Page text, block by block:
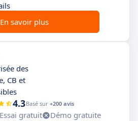
En savoir plus
des
CB et
4.3Basé sur +200 avis
Essai gratuit
Démo gratuite